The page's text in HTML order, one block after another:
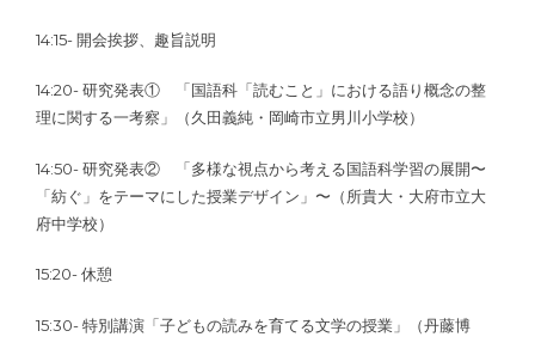
14:15- 開会挨拶、趣旨説明
14:20- 研究発表① 「国語科「読むこと」における語り概念の整
理に関する一考察」（久田義純・岡崎市立男川小学校）
14:50- 研究発表② 「多様な視点から考える国語科学習の展開〜
「紡ぐ」をテーマにした授業デザイン」〜（所貴大・大府市立大
府中学校）
15:20- 休憩
15:30- 特別講演「子どもの読みを育てる文学の授業」（丹藤博